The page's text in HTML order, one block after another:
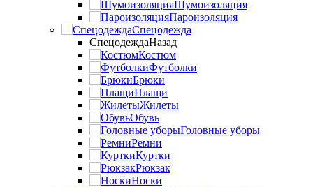
Шумоизоляция
Пароизоляция
Спецодежда
СпецодеждаНазад
Костюм
Футболки
Брюки
Плащи
Жилеты
Обувь
Головные уборы
Ремни
Куртки
Рюкзак
Носки